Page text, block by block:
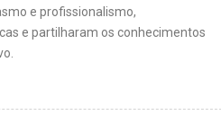
e profissionalismo,
e partilharam os conhecimentos